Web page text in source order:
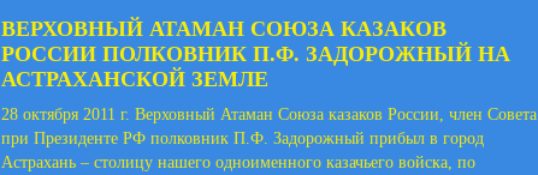
ВЕРХОВНЫЙ АТАМАН СОЮЗА КАЗАКОВ
РОССИИ ПОЛКОВНИК П.Ф. ЗАДОРОЖНЫЙ НА
АСТРАХАНСКОЙ ЗЕМЛЕ
28 октября 2011 г. Верховный Атаман Союза казаков России, член Совета
при Президенте РФ полковник П.Ф. Задорожный прибыл в город
Астрахань – столицу нашего одноименного казачьего войска, по